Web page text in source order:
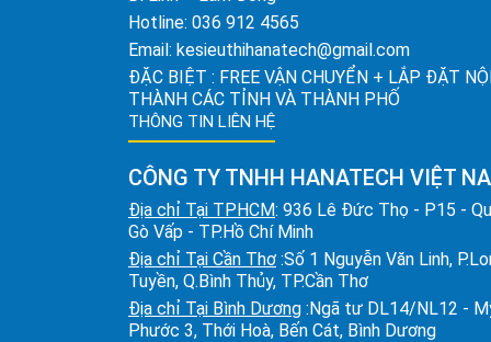
Hotline: 036 912 4565
Email: kesieuthihanatech@gmail.com
ĐẶC BIỆT : FREE VẬN CHUYỂN + LẮP ĐẶT
THÀNH CÁC TỈNH VÀ THÀNH PHỐ
THÔNG TIN LIÊN HỆ
CÔNG TY TNHH HANATECH VIỆT
Địa chỉ Tại TPHCM: 936 Lê Đức Thọ - P15 -
Gò Vấp - TP.Hồ Chí Minh
Địa chỉ Tại Cần Thơ :Số 1 Nguyễn Văn Linh,
Tuyền, Q.Bình Thủy, TP.Cần Thơ
Địa chỉ Tại Bình Dương :Ngã tư DL14/NL12 -
Phước 3, Thới Hoà, Bến Cát, Bình Dương